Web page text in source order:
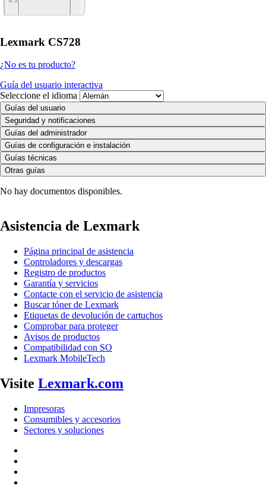
Lexmark CS728
¿No es tu producto?
Guía del usuario interactiva
Seleccione el idioma
Guías del usuario
Seguridad y notificaciones
Guías del administrador
Guías de configuración e instalación
Guías técnicas
Otras guías
No hay documentos disponibles.
Asistencia de Lexmark
Página principal de asistencia
Controladores y descargas
Registro de productos
Garantía y servicios
Contacte con el servicio de asistencia
Buscar tóner de Lexmark
Etiquetas de devolución de cartuchos
Comprobar para proteger
Avisos de productos
Compatibilidad con SO
Lexmark MobileTech
Visite Lexmark.com
Impresoras
Consumibles y accesorios
Sectores y soluciones